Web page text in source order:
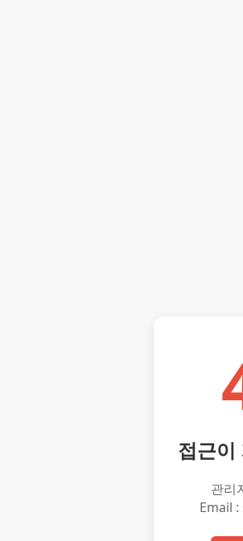
접근이
관리
Email